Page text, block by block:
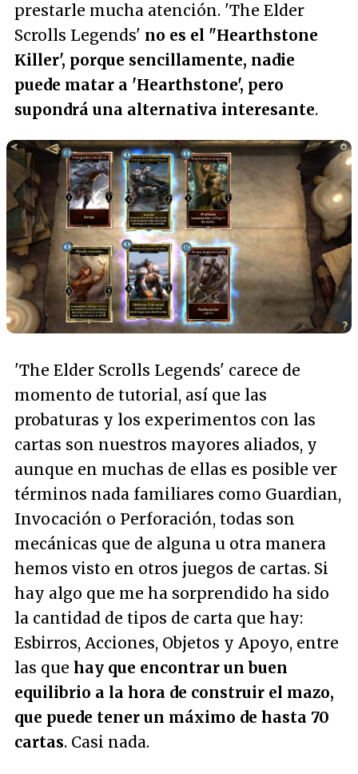
prestarle mucha atención. 'The Elder
Scrolls Legends' no es el "Hearthstone
Killer', porque sencillamente, nadie
puede matar a 'Hearthstone', pero
supondrá una alternativa interesante.
'The Elder Scrolls Legends' carece de
momento de tutorial, así que las
probaturas y los experimentos con las
cartas son nuestros mayores aliados, y
aunque en muchas de ellas es posible ver
términos nada familiares como Guardian,
Invocación o Perforación, todas son
mecánicas que de alguna u otra manera
hemos visto en otros juegos de cartas. Si
hay algo que me ha sorprendido ha sido
la cantidad de tipos de carta que hay:
Esbirros, Acciones, Objetos y Apoyo, entre
las que hay que encontrar un buen
equilibrio a la hora de construir el mazo,
que puede tener un máximo de hasta 70
cartas. Casi nada.